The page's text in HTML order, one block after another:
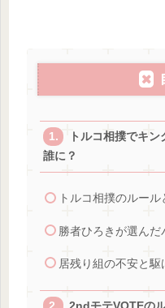
トルコ相撲でキ
誰に？
トルコ相撲のルール
勝者ひろきが選ん
居残り組の不安と駆